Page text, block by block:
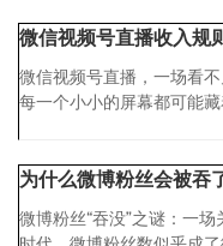
微信视频号直播收入规
微信视频号直播，一场看
每一个小小的屏幕都可能
为什么微博粉丝会被吞
微博粉丝“吞没”之谜：一